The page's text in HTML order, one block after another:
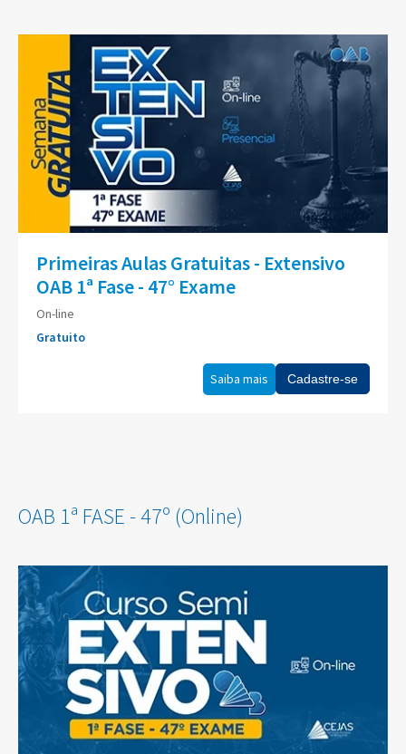
Primeiras Aulas Gratuitas - Extensivo
OAB 1ª Fase - 47° Exame
On-line
Gratuito
Saiba mais Cadastre-se
OAB 1ª FASE - 47º (Online)